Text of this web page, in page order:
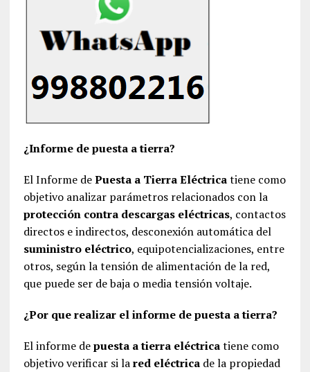
¿Informe de puesta a tierra?
El Informe dePuesta a Tierra Eléctricatiene como
objetivo analizar parámetros relacionados con la
protección contra descargas eléctricas, contactos
directos e indirectos, desconexión automática del
suministro eléctrico, equipotencializaciones, entre
otros, según la tensión de alimentación de la red,
que puede ser de baja o media tensión voltaje.
¿Por que realizar el informe de puesta a tierra?
El informe depuesta a tierra eléctricatiene como
objetivo verificar si lared eléctricade la propiedad